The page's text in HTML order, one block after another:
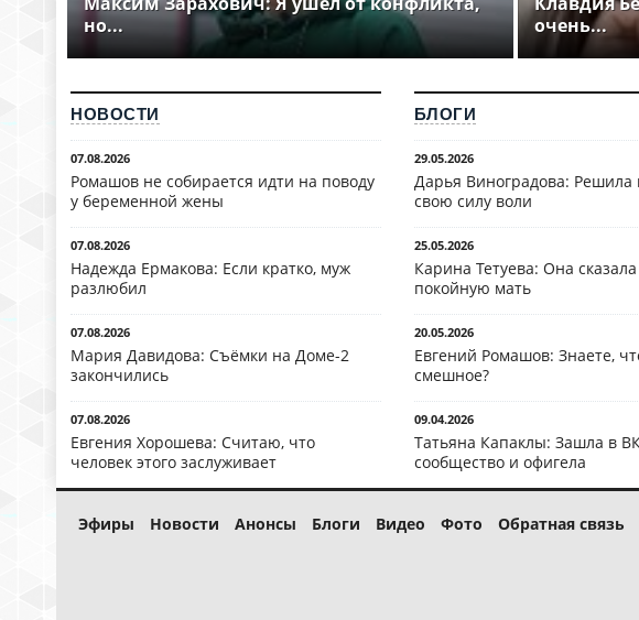
но...
очень...
НОВОСТИ
07.08.2026
Ромашов не собирается идти на поводу
у беременной жены
07.08.2026
Надежда Ермакова: Если кратко, муж
разлюбил
07.08.2026
Мария Давидова: Съёмки на Доме-2
закончились
07.08.2026
Евгения Хорошева: Считаю, что
человек этого заслуживает
БЛОГИ
29.05.2026
Дарья Виноградова: Решила
свою силу воли
25.05.2026
Карина Тетуева: Она
покойную мать
20.05.2026
Евгений Ромашов: Знаете,
смешное?
09.04.2026
Татьяна Капаклы: Зашла в
сообщество и офигела
Эфиры Новости Анонсы Блоги Видео Фото Обратная связь